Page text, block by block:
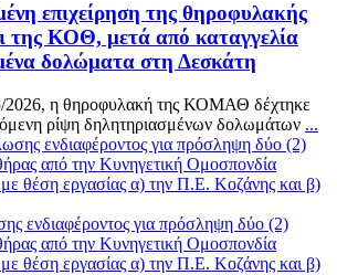
επιχείρηση της θηροφυλακής
ΚΟΘ, μετά από καταγγελία
δολώματα στη Δεσκάτη
2026, η θηροφυλακή της ΚΟΜΑΘ δέχτηκε
ρίψη δηλητηριασμένων δολωμάτων ...
ενδιαφέροντος για πρόσληψη δύο (2)
από την Κυνηγετική Ομοσπονδία
θέση εργασίας α) την Π.Ε. Κοζάνης και β)